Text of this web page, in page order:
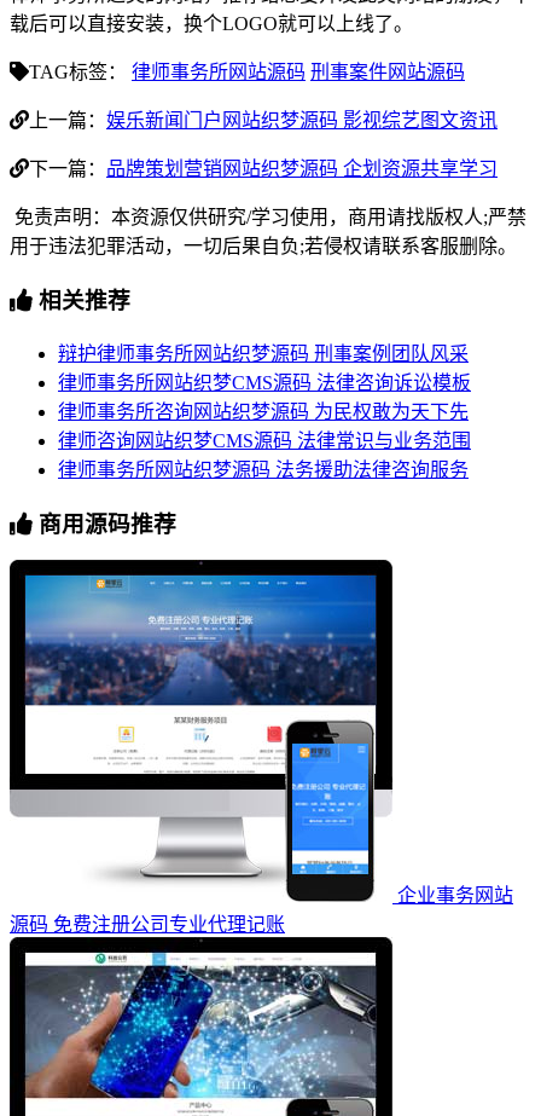
载后可以直接安装，换个LOGO就可以上线了。
TAG标签： 律师事务所网站源码 刑事案件网站源码
上一篇： 娱乐新闻门户网站织梦源码 影视综艺图文资讯
下一篇： 品牌策划营销网站织梦源码 企划资源共享学习
免责声明：本资源仅供研究/学习使用，商用请找版权人;严禁
用于违法犯罪活动，一切后果自负;若侵权请联系客服删除。
相关推荐
辩护律师事务所网站织梦源码 刑事案例团队风采
律师事务所网站织梦CMS源码 法律咨询诉讼模板
律师事务所咨询网站织梦源码 为民权敢为天下先
律师咨询网站织梦CMS源码 法律常识与业务范围
律师事务所网站织梦源码 法务援助法律咨询服务
商用源码推荐
企业事务网站
源码 免费注册公司专业代理记账